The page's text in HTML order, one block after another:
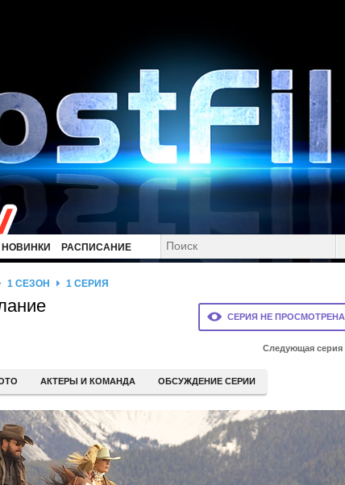
НОВИНКИ РАСПИСАНИЕ
СЕРИЯ НЕ ПРОСМОТРЕНА
1 СЕЗОН 1 СЕРИЯ
Следующая серия
АКТЕРЫ И КОМАНДА ОБСУЖДЕНИЕ СЕРИИ